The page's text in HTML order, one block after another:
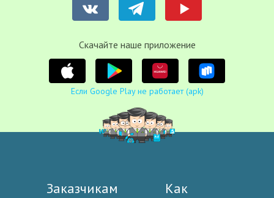
Cкачайте наше приложение
Если Google Play не работает (apk)
Заказчикам
Как